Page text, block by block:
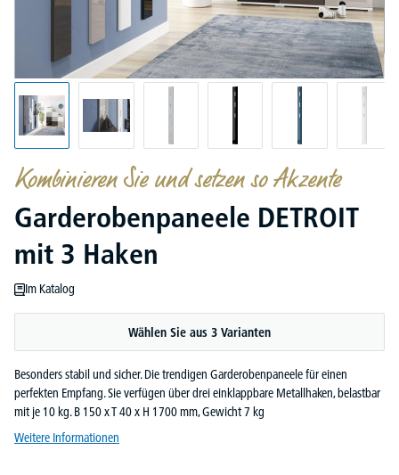
Kombinieren Sie und setzen so Akzente
Garderobenpaneele DETROIT
mit 3 Haken
Im Katalog
Wählen Sie aus 3 Varianten
Besonders stabil und sicher. Die trendigen Garderobenpaneele für einen
perfekten Empfang. Sie verfügen über drei einklappbare Metallhaken, belastbar
mit je 10 kg. B 150 x T 40 x H 1700 mm, Gewicht 7 kg
Weitere Informationen